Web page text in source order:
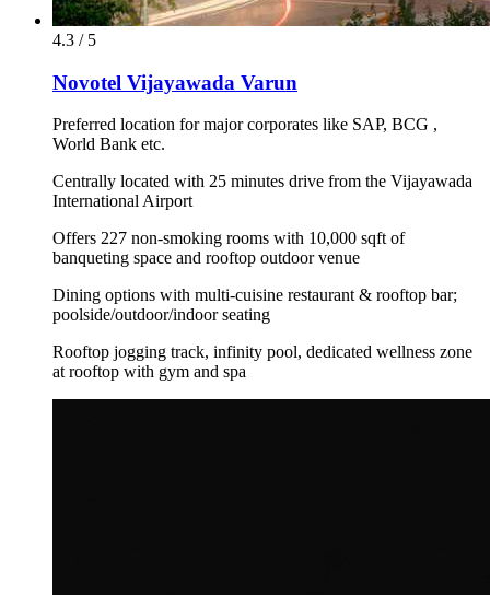
4.3 / 5
Novotel Vijayawada Varun
Preferred location for major corporates like SAP, BCG ,
World Bank etc.
Centrally located with 25 minutes drive from the Vijayawada
International Airport
Offers 227 non-smoking rooms with 10,000 sqft of
banqueting space and rooftop outdoor venue
Dining options with multi-cuisine restaurant & rooftop bar;
poolside/outdoor/indoor seating
Rooftop jogging track, infinity pool, dedicated wellness zone
at rooftop with gym and spa